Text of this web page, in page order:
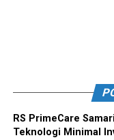
RS PrimeCare
Teknologi Minimal